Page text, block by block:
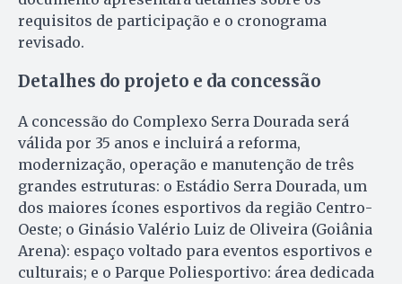
requisitos de participação e o cronograma
revisado.
Detalhes do projeto e da concessão
A concessão do Complexo Serra Dourada será
válida por 35 anos e incluirá a reforma,
modernização, operação e manutenção de três
grandes estruturas: o Estádio Serra Dourada, um
dos maiores ícones esportivos da região Centro-
Oeste; o Ginásio Valério Luiz de Oliveira (Goiânia
Arena): espaço voltado para eventos esportivos e
culturais; e o Parque Poliesportivo: área dedicada